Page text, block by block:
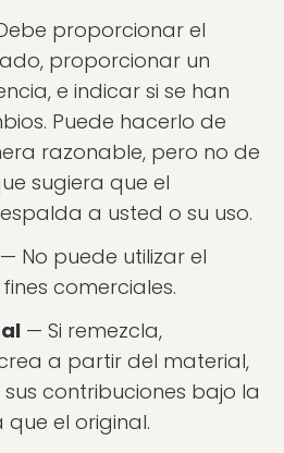
proporcionar el
proporcionar un
e indicar si se han
Puede hacerlo de
razonable, pero no de
sugiera que el
a usted o su uso.
— No puede utilizar el
comerciales.
— Si remezcla,
a partir del material,
contribuciones bajo la
que el original.